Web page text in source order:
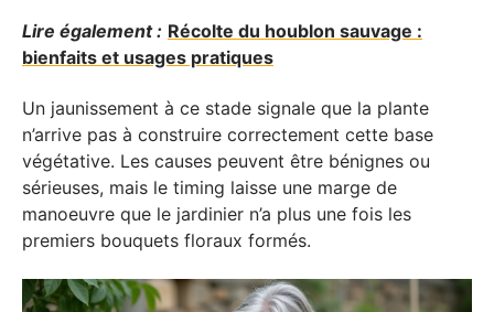
Lire également : Récolte du houblon sauvage :
bienfaits et usages pratiques
Un jaunissement à ce stade signale que la plante
n’arrive pas à construire correctement cette base
végétative. Les causes peuvent être bénignes ou
sérieuses, mais le timing laisse une marge de
manoeuvre que le jardinier n’a plus une fois les
premiers bouquets floraux formés.